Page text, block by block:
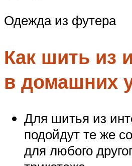
Одежда из футера
Как шить из
в домашних
Для шитья из
подойдут те же
для любого